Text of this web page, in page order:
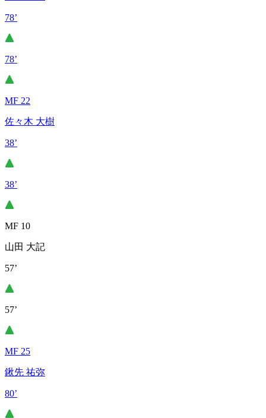
78’
78’
MF 22
佐々木 大樹
38’
38’
MF 10
山田 大記
57’
57’
MF 25
鍬先 祐弥
80’